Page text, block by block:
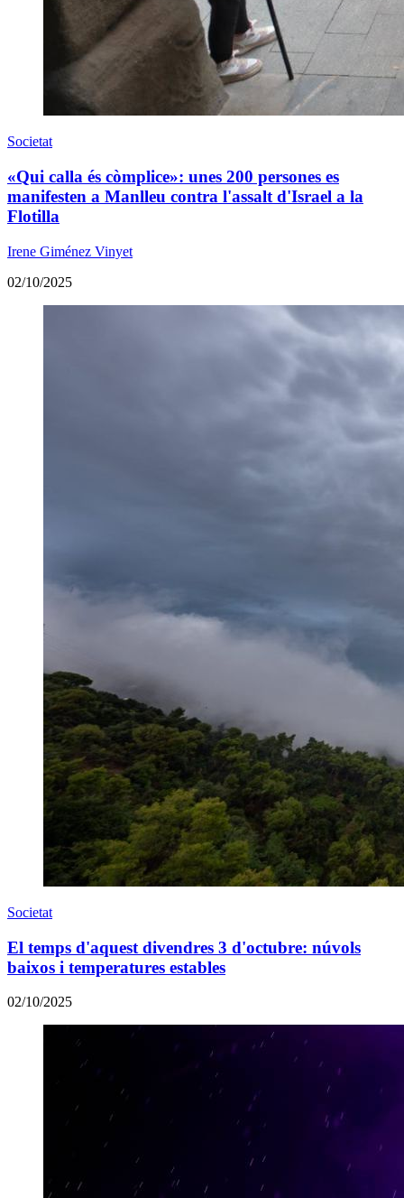
Societat
«Qui calla és còmplice»: unes 200 persones es
manifesten a Manlleu contra l'assalt d'Israel a la
Flotilla
Irene Giménez Vinyet
02/10/2025
Societat
El temps d'aquest divendres 3 d'octubre: núvols
baixos i temperatures estables
02/10/2025